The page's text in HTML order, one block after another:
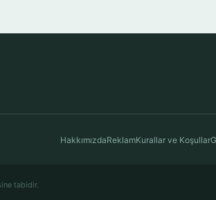
HakkımızdaReklamKurallar ve Koşullar
tabidir.